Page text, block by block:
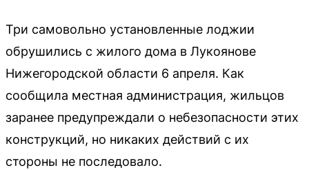
Три самовольно установленные лоджии
обрушились с жилого дома в Лукоянове
Нижегородской области 6 апреля. Как
сообщила местная администрация, жильцов
заранее предупреждали о небезопасности этих
конструкций, но никаких действий с их
стороны не последовало.